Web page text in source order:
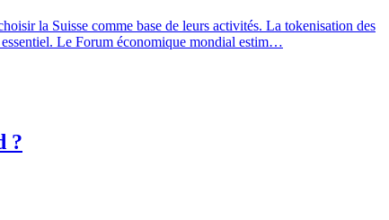
la Suisse comme base de leurs activités. La tokenisation des
Le Forum économique mondial estim…
?